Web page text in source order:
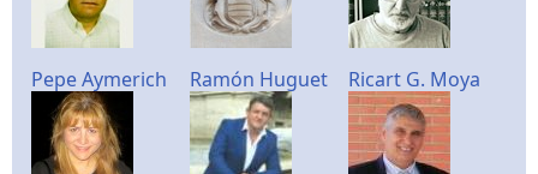
Pepe Aymerich Ramón Huguet Ricart G. Moya